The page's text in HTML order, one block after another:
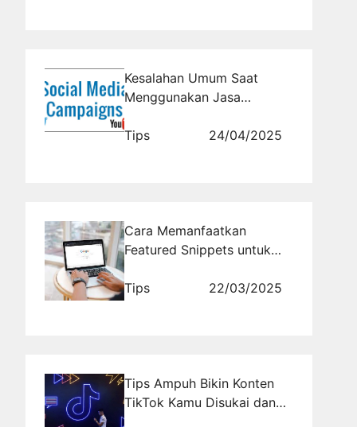
Kesalahan Umum Saat
Menggunakan Jasa
Cara Menghindarinya
Tips 24/04/2025
Cara Memanfaatkan
Featured Snippets untuk
Website di Google
Tips 22/03/2025
Tips Ampuh Bikin Konten
TikTok Kamu Disukai dan